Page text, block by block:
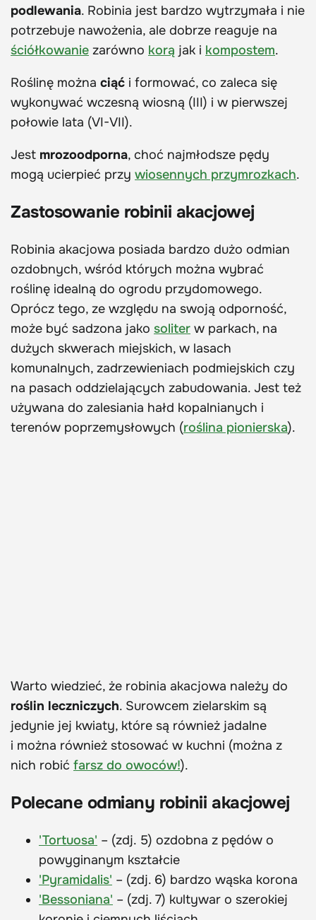
podlewania. Robinia jest bardzo wytrzymała i nie
potrzebuje nawożenia, ale dobrze reaguje na
ściółkowanie zarówno korą jak i kompostem.
Roślinę można ciąć i formować, co zaleca się
wykonywać wczesną wiosną (III) i w pierwszej
połowie lata (VI-VII).
Jest mrozoodporna, choć najmłodsze pędy
mogą ucierpieć przy wiosennych przymrozkach.
Zastosowanie robinii akacjowej
Robinia akacjowa posiada bardzo dużo odmian
ozdobnych, wśród których można wybrać
roślinę idealną do ogrodu przydomowego.
Oprócz tego, ze względu na swoją odporność,
może być sadzona jako soliter w parkach, na
dużych skwerach miejskich, w lasach
komunalnych, zadrzewieniach podmiejskich czy
na pasach oddzielających zabudowania. Jest też
używana do zalesiania hałd kopalnianych i
terenów poprzemysłowych (roślina pionierska).
Warto wiedzieć, że robinia akacjowa należy do
roślin leczniczych. Surowcem zielarskim są
jedynie jej kwiaty, które są również jadalne
i można również stosować w kuchni (można z
nich robić farsz do owoców!).
Polecane odmiany robinii akacjowej
'Tortuosa' – (zdj. 5) ozdobna z pędów o
powyginanym kształcie
'Pyramidalis' – (zdj. 6) bardzo wąska korona
'Bessoniana' – (zdj. 7) kultywar o szerokiej